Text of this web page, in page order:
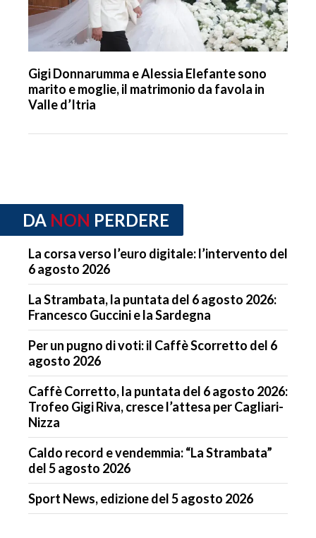
Gigi Donnarumma e Alessia Elefante sono
marito e moglie, il matrimonio da favola in
Valle d’Itria
DA NON PERDERE
La corsa verso l’euro digitale: l’intervento del
6 agosto 2026
La Strambata, la puntata del 6 agosto 2026:
Francesco Guccini e la Sardegna
Per un pugno di voti: il Caffè Scorretto del 6
agosto 2026
Caffè Corretto, la puntata del 6 agosto 2026:
Trofeo Gigi Riva, cresce l’attesa per Cagliari-
Nizza
Caldo record e vendemmia: “La Strambata”
del 5 agosto 2026
Sport News, edizione del 5 agosto 2026